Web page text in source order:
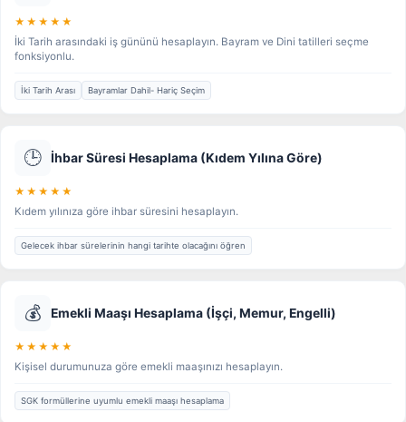
★★★★★
İki Tarih arasındaki iş gününü hesaplayın. Bayram ve Dini tatilleri seçme
fonksiyonlu.
İki Tarih Arası Bayramlar Dahil- Hariç Seçim
🕒 İhbar Süresi Hesaplama (Kıdem Yılına Göre)
★★★★★
Kıdem yılınıza göre ihbar süresini hesaplayın.
Gelecek ihbar sürelerinin hangi tarihte olacağını öğren
💰 Emekli Maaşı Hesaplama (İşçi, Memur, Engelli)
★★★★★
Kişisel durumunuza göre emekli maaşınızı hesaplayın.
SGK formüllerine uyumlu emekli maaşı hesaplama